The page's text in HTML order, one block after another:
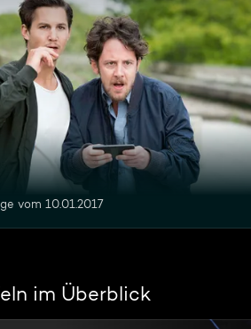
vom 10.01.2017
im Überblick